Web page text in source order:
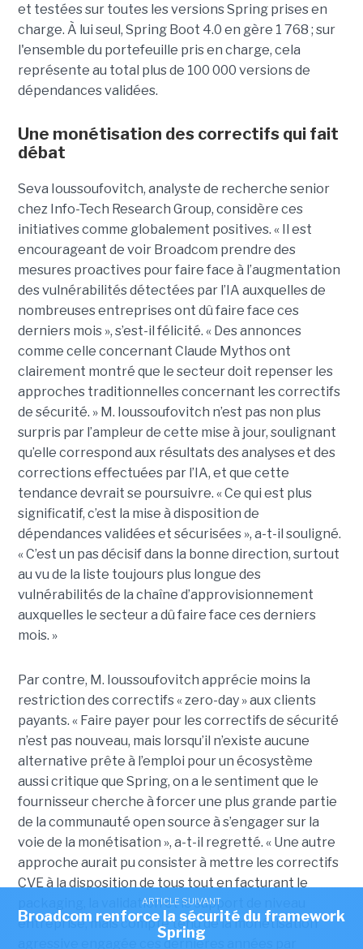
ARTICLE SUIVANT
Broadcom renforce la sécurité du framework
Spring
et testées sur toutes les versions Spring prises en
charge. À lui seul, Spring Boot 4.0 en gère 1 768 ; sur
l'ensemble du portefeuille pris en charge, cela
représente au total plus de 100 000 versions de
dépendances validées.
Une monétisation des correctifs qui fait
débat
Seva Ioussoufovitch, analyste de recherche senior
chez Info-Tech Research Group, considère ces
initiatives comme globalement positives. « Il est
encourageant de voir Broadcom prendre des
mesures proactives pour faire face à l’augmentation
des vulnérabilités détectées par l’IA auxquelles de
nombreuses entreprises ont dû faire face ces
derniers mois », s’est-il félicité. « Des annonces
comme celle concernant Claude Mythos ont
clairement montré que le secteur doit repenser les
approches traditionnelles concernant les correctifs
de sécurité. » M. Ioussoufovitch n’est pas non plus
surpris par l’ampleur de cette mise à jour, soulignant
qu’elle correspond aux résultats des analyses et des
corrections effectuées par l’IA, et que cette
tendance devrait se poursuivre. « Ce qui est plus
significatif, c’est la mise à disposition de
dépendances validées et sécurisées », a-t-il souligné.
« C’est un pas décisif dans la bonne direction, surtout
au vu de la liste toujours plus longue des
vulnérabilités de la chaîne d’approvisionnement
auxquelles le secteur a dû faire face ces derniers
mois. »
Par contre, M. Ioussoufovitch apprécie moins la
restriction des correctifs « zero-day » aux clients
payants. « Faire payer pour les correctifs de sécurité
n’est pas nouveau, mais lorsqu’il n’existe aucune
alternative prête à l’emploi pour un écosystème
aussi critique que Spring, on a le sentiment que le
fournisseur cherche à forcer une plus grande partie
de la communauté open source à s’engager sur la
voie de la monétisation », a-t-il regretté. « Une autre
approche aurait pu consister à mettre les correctifs
CVE à la disposition de tous tout en facturant le
packaging, la validation et le support de niveau
entreprise, mais compte tenu de la monétisation
agressive engagée ces dernières années par